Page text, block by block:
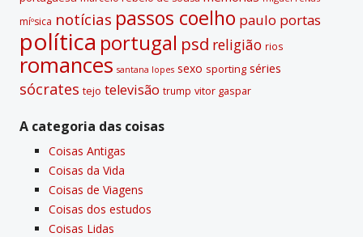
míºsica notí­cias passos coelho paulo portas
polí­tica portugal psd religião rios
romances santana lopes sexo sporting séries
sócrates tejo televisão trump vitor gaspar
A categoria das coisas
Coisas Antigas
Coisas da Vida
Coisas de Viagens
Coisas dos estudos
Coisas Lidas